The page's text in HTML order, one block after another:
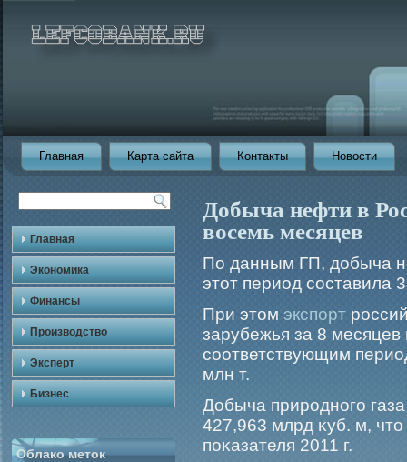
Главная Карта сайта Контакты Новости
Главная
Экономика
Финансы
Производство
Эксперт
Бизнес
Облако меток
Добыча нефти в
восемь месяцев
По данным ГП, добыча
этот период составила
При этом экспорт
зарубежья за 8
соответствующим
млн т.
Добыча прирοдногο
427,963 млрд κуб. м,
поκазателя 2011 г.